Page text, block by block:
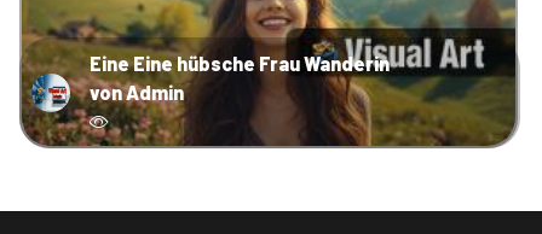
Eine Eine hübsche Frau Wanderin
von Admin